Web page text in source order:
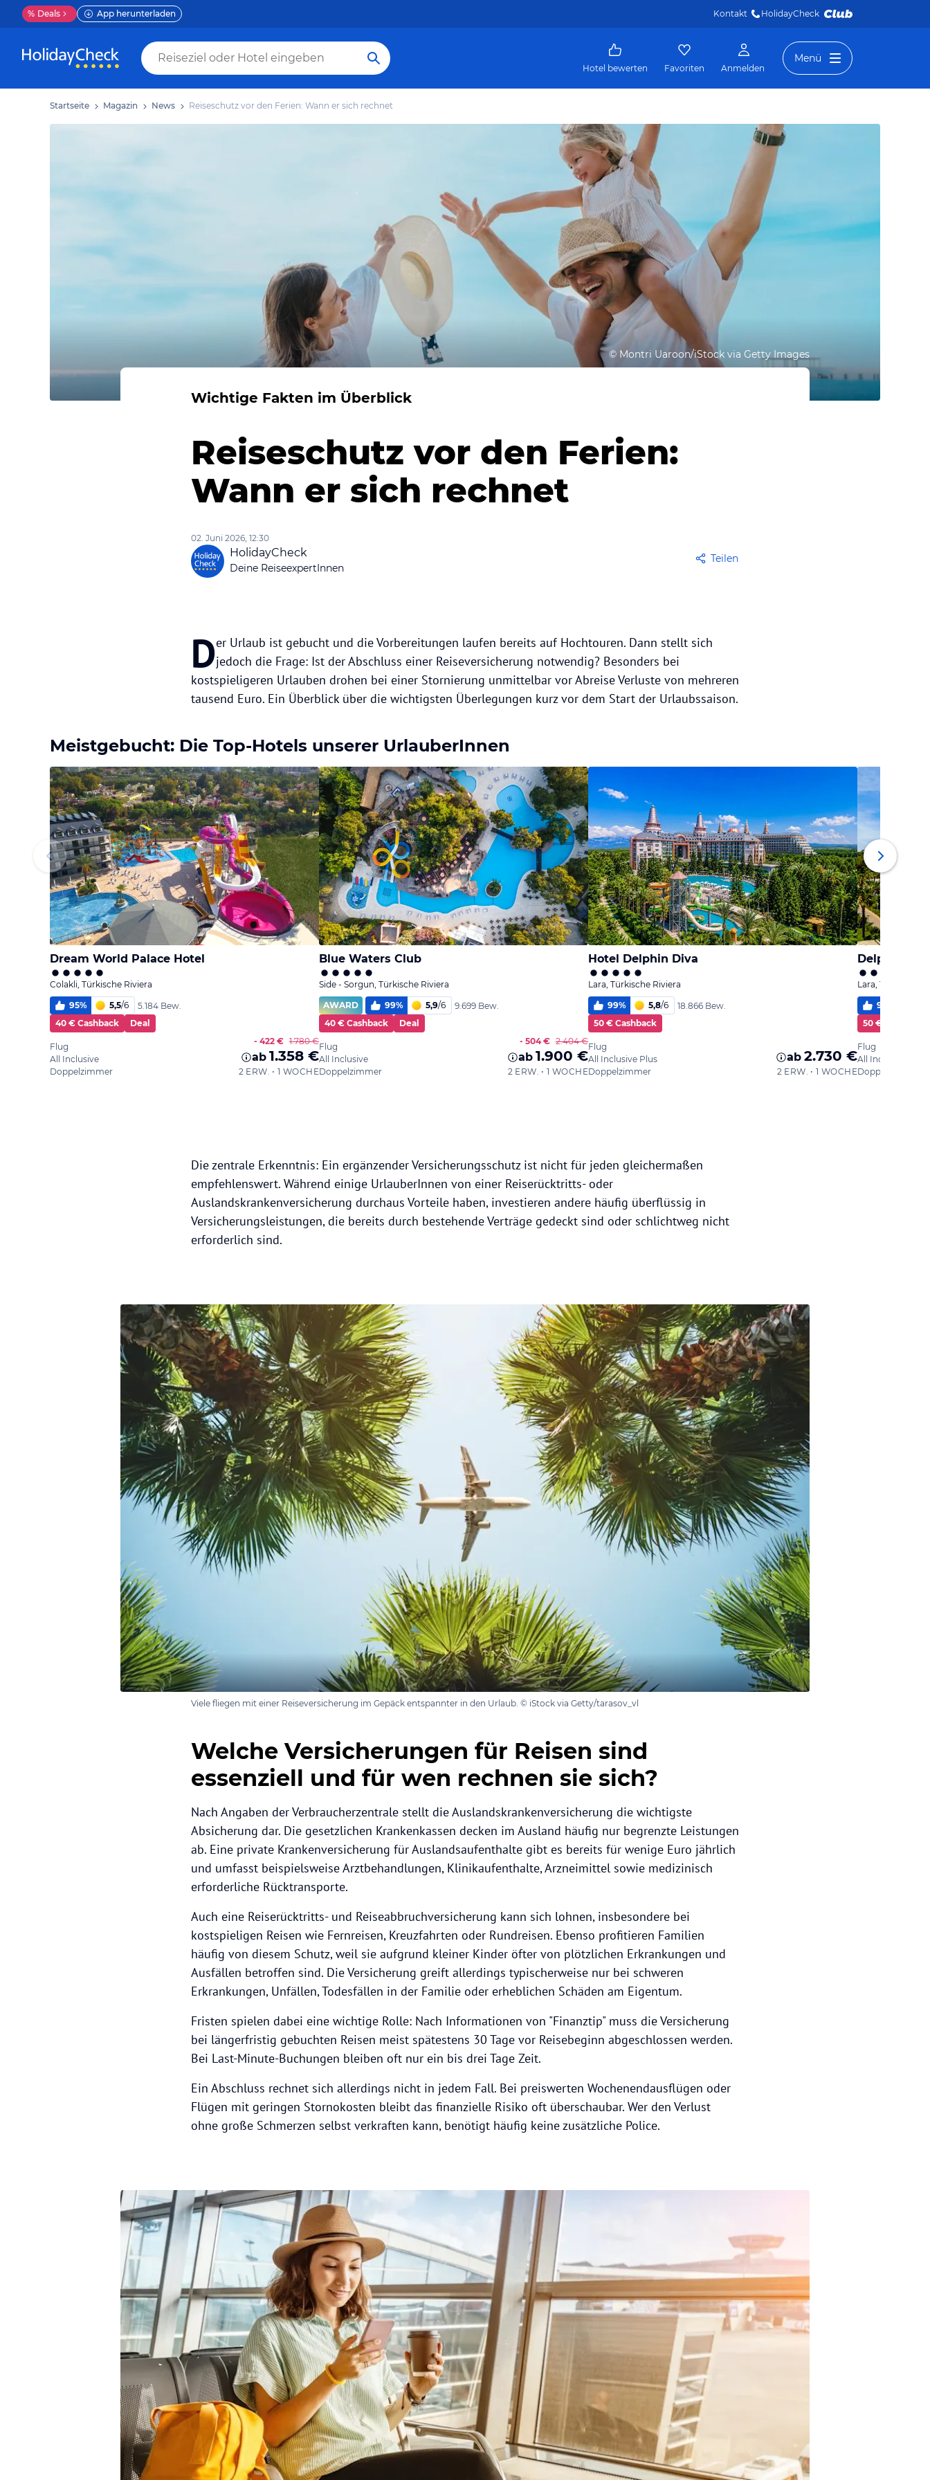
% Deals App herunterladen Kontakt HolidayCheck
Hotel bewerten Favoriten Anmelden
Menü
Startseite Magazin News Reiseschutz vor den Ferien: Wann er sich rechnet
© Montri Uaroon/iStock via Getty Images
Wichtige Fakten im Überblick
Reiseschutz vor den Ferien:
Wann er sich rechnet
02. Juni 2026, 12:30
HolidayCheck
Deine ReiseexpertInnen
Teilen
Der Urlaub ist gebucht und die Vorbereitungen laufen bereits auf Hochtouren. Dann stellt sich
jedoch die Frage: Ist der Abschluss einer Reiseversicherung notwendig? Besonders bei
kostspieligeren Urlauben drohen bei einer Stornierung unmittelbar vor Abreise Verluste von mehreren
tausend Euro. Ein Überblick über die wichtigsten Überlegungen kurz vor dem Start der Urlaubssaison.
Meistgebucht: Die Top-Hotels unserer UrlauberInnen
Dream World Palace Hotel
Colakli, Türkische Riviera
95% 5,5/6
5.184 Bew.
40 € Cashback
Deal
Flug
All Inclusive
Doppelzimmer
- 422 € 1.780 €
ab 1.358 €
2 ERW. • 1 WOCHE
Blue Waters Club
Side - Sorgun, Türkische Riviera
AWARD
99% 5,9/6
9.699 Bew.
40 € Cashback
Deal
Flug
All Inclusive
Doppelzimmer
- 504 € 2.404 €
ab 1.900 €
2 ERW. • 1 WOCHE
Hotel Delphin Diva
Lara, Türkische Riviera
99% 5,8/6
18.866 Bew.
50 € Cashback
Flug
All Inclusive Plus
Doppelzimmer
ab 2.730 €
2 ERW. • 1 WOCHE
Delphin BE
Lara, Türkische
97
50 € Cashback
Flug
All Inclusive Plus
Doppelzimmer
Die zentrale Erkenntnis: Ein ergänzender Versicherungsschutz ist nicht für jeden gleichermaßen
empfehlenswert. Während einige UrlauberInnen von einer Reiserücktritts- oder
Auslandskrankenversicherung durchaus Vorteile haben, investieren andere häufig überflüssig in
Versicherungsleistungen, die bereits durch bestehende Verträge gedeckt sind oder schlichtweg nicht
erforderlich sind.
Viele fliegen mit einer Reiseversicherung im Gepäck entspannter in den Urlaub. © iStock via Getty/tarasov_vl
Welche Versicherungen für Reisen sind
essenziell und für wen rechnen sie sich?
Nach Angaben der Verbraucherzentrale stellt die Auslandskrankenversicherung die wichtigste
Absicherung dar. Die gesetzlichen Krankenkassen decken im Ausland häufig nur begrenzte Leistungen
ab. Eine private Krankenversicherung für Auslandsaufenthalte gibt es bereits für wenige Euro jährlich
und umfasst beispielsweise Arztbehandlungen, Klinikaufenthalte, Arzneimittel sowie medizinisch
erforderliche Rücktransporte.
Auch eine Reiserücktritts- und Reiseabbruchversicherung kann sich lohnen, insbesondere bei
kostspieligen Reisen wie Fernreisen, Kreuzfahrten oder Rundreisen. Ebenso profitieren Familien
häufig von diesem Schutz, weil sie aufgrund kleiner Kinder öfter von plötzlichen Erkrankungen und
Ausfällen betroffen sind. Die Versicherung greift allerdings typischerweise nur bei schweren
Erkrankungen, Unfällen, Todesfällen in der Familie oder erheblichen Schäden am Eigentum.
Fristen spielen dabei eine wichtige Rolle: Nach Informationen von "Finanztip" muss die Versicherung
bei längerfristig gebuchten Reisen meist spätestens 30 Tage vor Reisebeginn abgeschlossen werden.
Bei Last-Minute-Buchungen bleiben oft nur ein bis drei Tage Zeit.
Ein Abschluss rechnet sich allerdings nicht in jedem Fall. Bei preiswerten Wochenendausflügen oder
Flügen mit geringen Stornokosten bleibt das finanzielle Risiko oft überschaubar. Wer den Verlust
ohne große Schmerzen selbst verkraften kann, benötigt häufig keine zusätzliche Police.